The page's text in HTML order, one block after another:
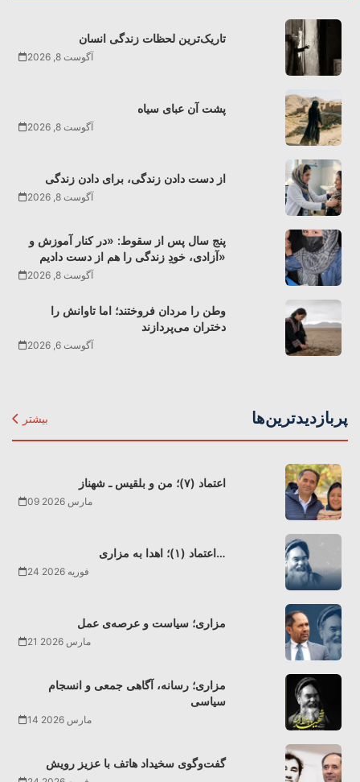
تاریک‌ترین لحظات زندگی انسان
آگوست 8, 2026
پشت آن عبای سیاه
آگوست 8, 2026
از دست دادن زندگی، برای دادن زندگی
آگوست 8, 2026
پنج سال پس از سقوط: «در کنار آموزش و
آزادی، خودِ زندگی را هم از دست دادیم»
آگوست 8, 2026
وطن را مردان فروختند؛ اما تاوانش را
دختران می‌پردازند
آگوست 6, 2026
پربازدیدترین‌ها بیشتر
اعتماد (۷)؛ من و بلقیس ـ شهناز
09 مارس 2026
اعتماد (۱)؛ اهدا به مزاری…
24 فوریه 2026
مزاری؛ سیاست و عرصه‌ی عمل
21 مارس 2026
مزاری؛ رسانه، آگاهی جمعی و انسجام
سیاسی
14 مارس 2026
گفت‌وگوی سخیداد هاتف با عزیز رویش